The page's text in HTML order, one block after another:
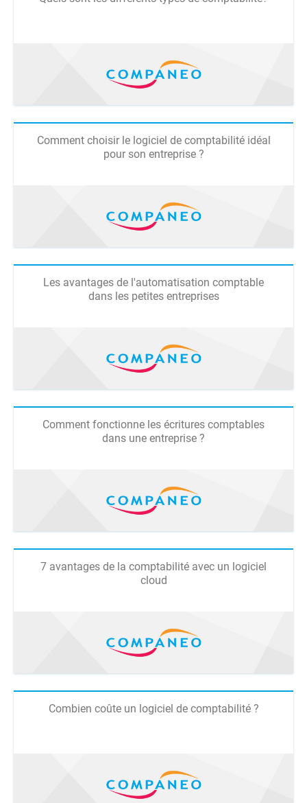
Comment choisir le logiciel de comptabilité idéal
pour son entreprise ?
Les avantages de l'automatisation comptable
dans les petites entreprises
Comment fonctionne les écritures comptables
dans une entreprise ?
7 avantages de la comptabilité avec un logiciel
cloud
Combien coûte un logiciel de comptabilité ?